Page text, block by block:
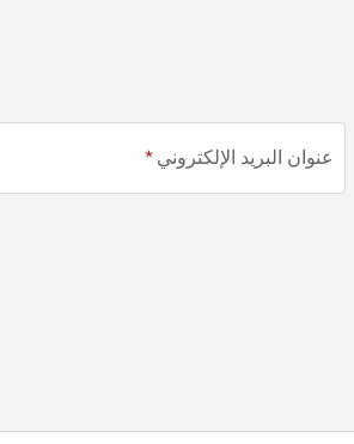
عنوان البريد الإلكتروني